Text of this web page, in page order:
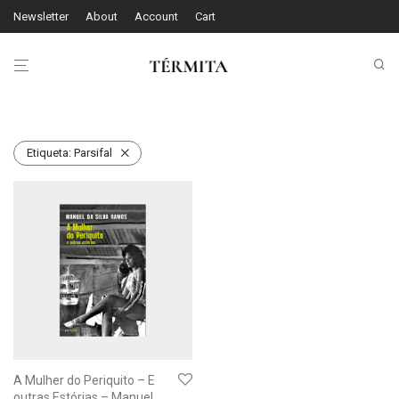
Newsletter About Account Cart
Etiqueta: Parsifal
A Mulher do Periquito – E